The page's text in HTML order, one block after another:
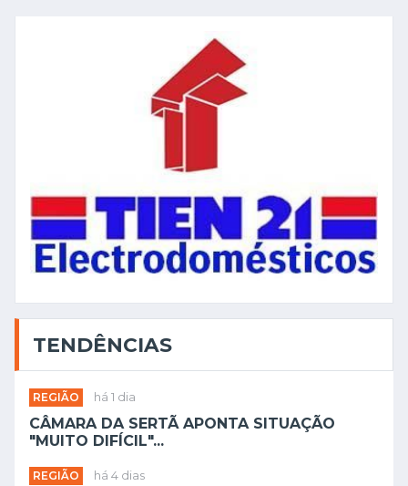
TENDÊNCIAS
REGIÃO há 1 dia
CÂMARA DA SERTÃ APONTA SITUAÇÃO
"MUITO DIFÍCIL"...
REGIÃO há 4 dias